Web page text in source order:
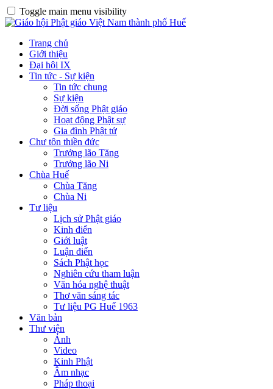
Toggle main menu visibility
Trang chủ
Giới thiệu
Đại hội IX
Tin tức - Sự kiện
Tin tức chung
Sự kiện
Đời sống Phật giáo
Hoạt động Phật sự
Gia đình Phật tử
Chư tôn thiền đức
Trưởng lão Tăng
Trưởng lão Ni
Chùa Huế
Chùa Tăng
Chùa Ni
Tư liệu
Lịch sử Phật giáo
Kinh điển
Giới luật
Luận điển
Sách Phật học
Nghiên cứu tham luận
Văn hóa nghệ thuật
Thơ văn sáng tác
Tư liệu PG Huế 1963
Văn bản
Thư viện
Ảnh
Video
Kinh Phật
Âm nhạc
Pháp thoại